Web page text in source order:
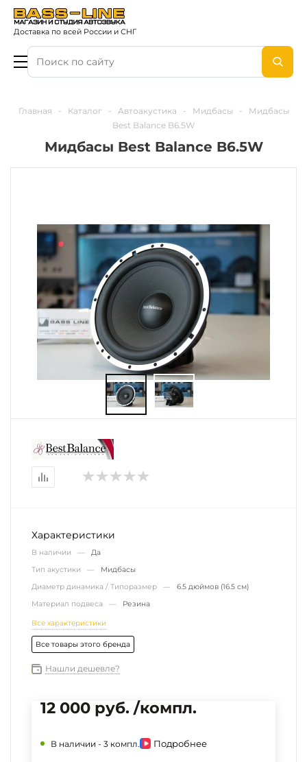
Доставка по всей России и СНГ
Главная - Каталог - Автоакустика - Мидбасы -
Мидбасы
Best Balance B6.5W
Мидбасы Best Balance B6.5W
Характеристики
В наличии — Да
Тип акустики — Мидбасы
Диаметр динамика / Типоразмер — 6.5 дюймов (16.5 см)
Материал подвеса — Резина
Все характеристики
Все товары этого бренда
Нашли дешевле?
12 000 руб. /компл.
В наличии - 3 компл. Подробнее